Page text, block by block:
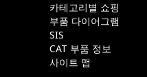
카테고리별 쇼핑
부품 다이어그램
SIS
CAT 부품 정보
사이트 맵